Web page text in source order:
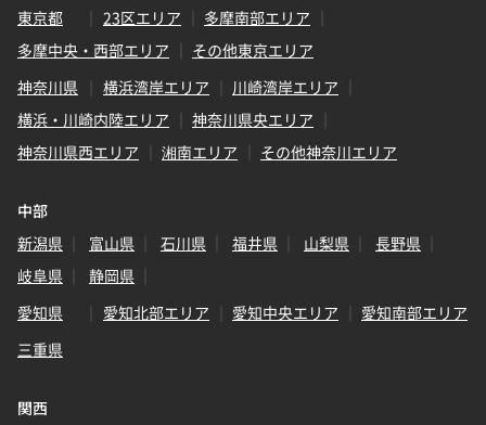
東京都
23区エリア
多摩南部エリア
多摩中央・西部エリア
その他東京エリア
神奈川県
横浜湾岸エリア
川崎湾岸エリア
横浜・川崎内陸エリア
神奈川県央エリア
神奈川県西エリア
湘南エリア その他神奈川エリア
中部
新潟県
富山県 石川県 福井県 山梨県
長野県
岐阜県
静岡県
愛知県
愛知北部エリア 愛知中央エリア
愛知南部エリア
三重県
関西